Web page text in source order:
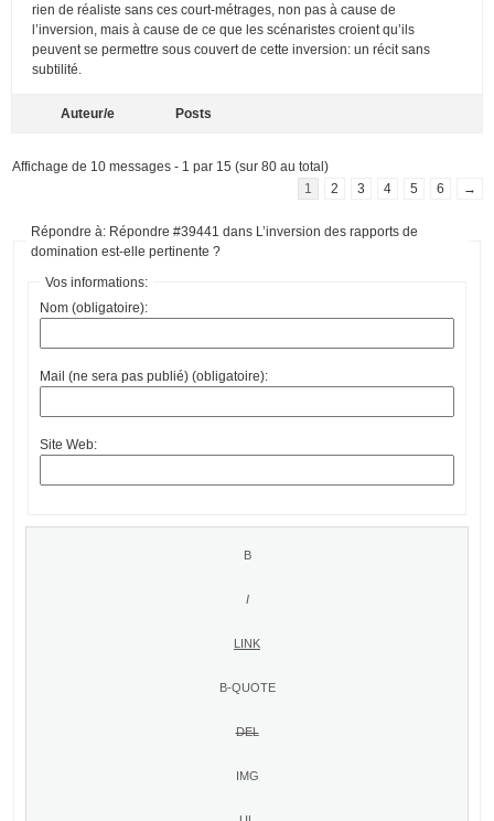
rien de réaliste sans ces court-métrages, non pas à cause de
l’inversion, mais à cause de ce que les scénaristes croient qu’ils
peuvent se permettre sous couvert de cette inversion: un récit sans
subtilité.
Auteur/e Posts
Affichage de 10 messages - 1 par 15 (sur 80 au total)
1
2 3 4 5 6 →
Répondre à: Répondre #39441 dans L’inversion des rapports de
domination est-elle pertinente ?
Vos informations:
Nom (obligatoire):
Mail (ne sera pas publié) (obligatoire):
Site Web: